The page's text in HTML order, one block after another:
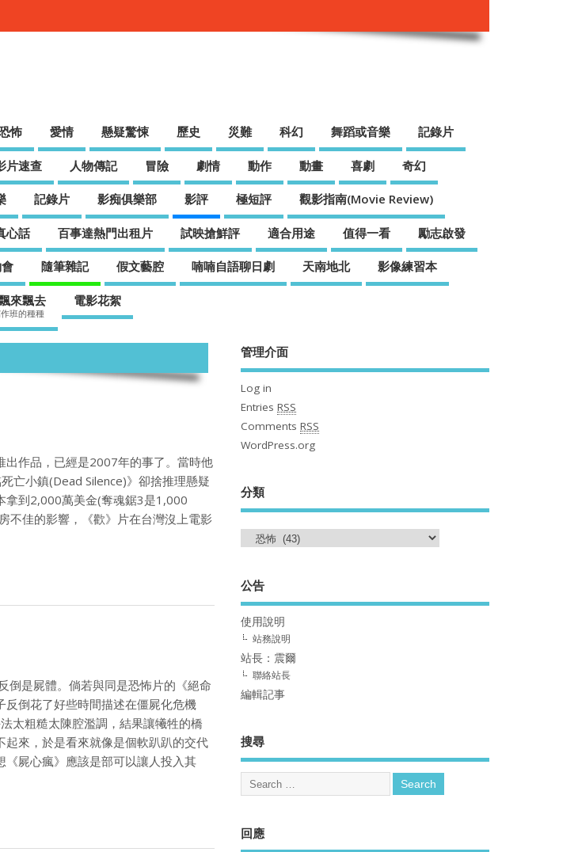
怖 愛情 懸疑驚悚 歷史 災難 科幻 舞蹈或音樂 記錄片
片速查 人物傳記 冒險 劇情 動作 動畫 喜劇 奇幻
記錄片 影痴俱樂部 影評 極短評 觀影指南(Movie Review)
心話 百事達熱門出租片 試映搶鮮評 適合用途 值得一看 勵志啟發
隨筆雜記 假文藝腔 喃喃自語聊日劇 天南地北 影像練習本
來飄去
班的種種
電影花絮
出作品，已經是2007年的事了。當時他
亡小鎮(Dead Silence)》卻捨推理懸疑
拿到2,000萬美金(奪魂鋸3是1,000
不佳的影響，《歡》片在台灣沒上電影
是屍體。倘若與同是恐怖片的《絕命
倒花了好些時間描述在僵屍化危機
太粗糙太陳腔濫調，結果讓犧牲的橋
來，於是看來就像是個軟趴趴的交代
屍心瘋》應該是部可以讓人投入其
管理介面
Log in
EntriesRSS
CommentsRSS
WordPress.org
分類
公告
使用說明
站務說明
站長：震爾
聯絡站長
編輯記事
搜尋
回應